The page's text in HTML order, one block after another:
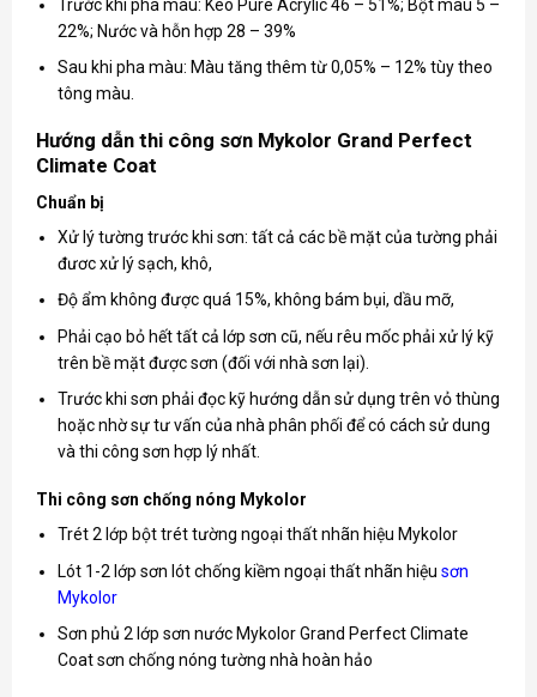
Trước khi pha màu: Keo Pure Acrylic 46 – 51%; Bột màu 5 –
22%; Nước và hỗn hợp 28 – 39%
Sau khi pha màu: Màu tăng thêm từ 0,05% – 12% tùy theo
tông màu.
Hướng dẫn thi công sơn Mykolor Grand Perfect
Climate Coat
Chuẩn bị
Xử lý tường trước khi sơn: tất cả các bề mặt của tường phải
đươc xử lý sạch, khô,
Độ ẩm không được quá 15%, không bám bụi, dầu mỡ,
Phải cạo bỏ hết tất cả lớp sơn cũ, nếu rêu mốc phải xử lý kỹ
trên bề mặt được sơn (đối với nhà sơn lại).
Trước khi sơn phải đọc kỹ hướng dẫn sử dụng trên vỏ thùng
hoặc nhờ sự tư vấn của nhà phân phối để có cách sử dung
và thi công sơn hợp lý nhất.
Thi công sơn chống nóng Mykolor
Trét 2 lớp bột trét tường ngoại thất nhãn hiệu Mykolor
Lót 1-2 lớp sơn lót chống kiềm ngoại thất nhãn hiệu sơn
Mykolor
Sơn phủ 2 lớp sơn nước Mykolor Grand Perfect Climate
Coat sơn chống nóng tường nhà hoàn hảo